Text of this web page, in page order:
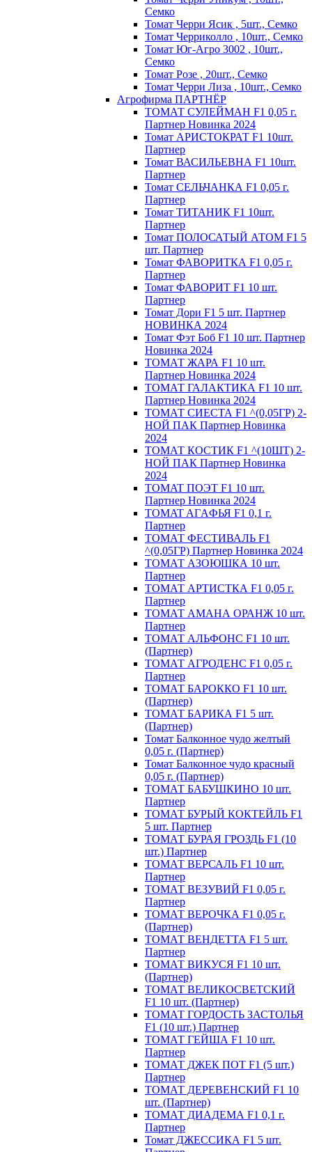
Семко
Томат Черри Ясик , 5шт., Семко
Томат Черриколло , 10шт., Семко
Томат Юг-Агро 3002 , 10шт.,
Семко
Томат Розе , 20шт., Семко
Томат Черри Лиза , 10шт., Семко
Агрофирма ПАРТНЁР
ТОМАТ СУЛЕЙМАН F1 0,05 г.
Партнер Новинка 2024
Томат АРИСТОКРАТ F1 10шт.
Партнер
Томат ВАСИЛЬЕВНА F1 10шт.
Партнер
Томат СЕЛЬЧАНКА F1 0,05 г.
Партнер
Томат ТИТАНИК F1 10шт.
Партнер
Томат ПОЛОСАТЫЙ АТОМ F1 5
шт. Партнер
Томат ФАВОРИТКА F1 0,05 г.
Партнер
Томат ФАВОРИТ F1 10 шт.
Партнер
Томат Дори F1 5 шт. Партнер
НОВИНКА 2024
Томат Фэт Боб F1 10 шт. Партнер
Новинка 2024
ТОМАТ ЖАРА F1 10 шт.
Партнер Новинка 2024
ТОМАТ ГАЛАКТИКА F1 10 шт.
Партнер Новинка 2024
ТОМАТ СИЕСТА F1 ^(0,05ГР) 2-
НОЙ ПАК Партнер Новинка
2024
ТОМАТ КОСТИК F1 ^(10ШТ) 2-
НОЙ ПАК Партнер Новинка
2024
TOMAT ПOЭT F1 10 шт.
Пapтнeр Новинка 2024
TOMAT AГAФЬЯ F1 0,1 г.
Пapтнep
ТОМАТ ФЕСТИВАЛЬ F1
^(0,05ГР) Партнер Новинка 2024
ТОМАТ АЗОЮШКА 10 шт.
Партнер
ТОМАТ АРТИСТКА F1 0,05 г.
Партнер
ТОМАТ АМАНА ОРАНЖ 10 шт.
Партнер
ТОМАТ АЛЬФОНС F1 10 шт.
(Партнер)
ТОМАТ АГРОДЕНС F1 0,05 г.
Партнер
ТОМАТ БАРОККО F1 10 шт.
(Партнер)
ТОМАТ БАРИКА F1 5 шт.
(Партнер)
Томат Балконное чудо желтый
0,05 г. (Партнер)
Томат Балконное чудо красный
0,05 г. (Партнер)
ТОМАТ БАБУШКИНО 10 шт.
Партнер
ТОМАТ БУРЫЙ КОКТЕЙЛЬ F1
5 шт. Партнер
ТОМАТ БУРАЯ ГРОЗДЬ F1 (10
шт.) Партнер
ТОМАТ ВЕРСАЛЬ F1 10 шт.
Партнер
ТОМАТ ВЕЗУВИЙ F1 0,05 г.
Партнер
ТОМАТ ВЕРОЧКА F1 0,05 г.
(Партнер)
ТОМАТ ВЕНДЕТТА F1 5 шт.
Партнер
ТОМАТ ВИКУСЯ F1 10 шт.
(Партнер)
ТОМАТ ВЕЛИКОСВЕТСКИЙ
F1 10 шт. (Партнер)
ТОМАТ ГОРДОСТЬ ЗАСТОЛЬЯ
F1 (10 шт.) Партнер
ТОМАТ ГЕЙША F1 10 шт.
Партнер
ТОМАТ ДЖЕК ПОТ F1 (5 шт.)
Партнер
ТОМАТ ДЕРЕВЕНСКИЙ F1 10
шт. (Партнер)
ТОМАТ ДИАДЕМА F1 0,1 г.
Партнер
Томат ДЖЕССИКА F1 5 шт.